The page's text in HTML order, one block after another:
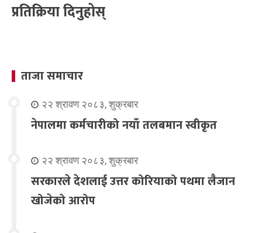
प्रतिक्रिया दिनुहोस्
ताजा समाचार
२२ श्रावण २०८३, शुक्रबार
नेपालमा कर्मचारीको नयाँ तलबमान स्वीकृत
२२ श्रावण २०८३, शुक्रबार
सरकारले देशलाई उत्तर कोरियाको पथमा लैजान
खोजेको आरोप